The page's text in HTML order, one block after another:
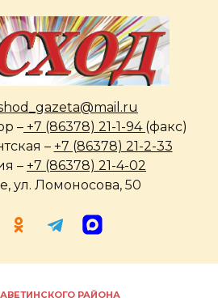
– +7 (86378) 21-1-94 (факс)
– +7 (86378) 21-2-33
– +7 (86378) 21-4-02
ул. Ломоносова, 50
РАЙОНА